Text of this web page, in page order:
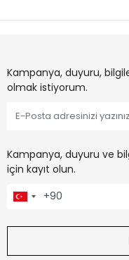
Kampanya, duyuru,
olmak istiyorum.
Kampanya, duyuru ve
için kayıt olun.